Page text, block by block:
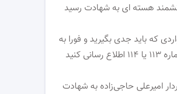
هسته ای به شهادت رسید
که باید جدی بگیرید و فورا به
رسانی کنید
امیرعلی حاجی‌زاده به شهادت